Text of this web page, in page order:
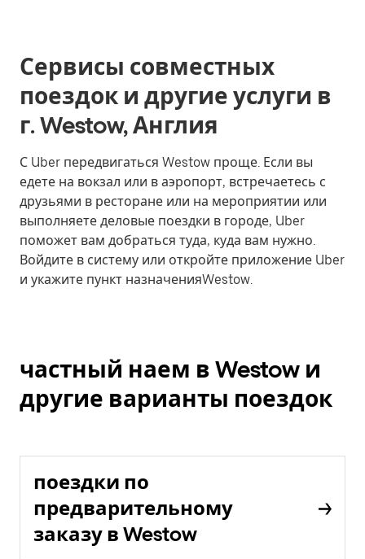
Сервисы совместных
поездок и другие услуги в
г. Westow, Англия
С Uber передвигаться Westow проще. Если вы
едете на вокзал или в аэропорт, встречаетесь с
друзьями в ресторане или на мероприятии или
выполняете деловые поездки в городе, Uber
поможет вам добраться туда, куда вам нужно.
Войдите в систему или откройте приложение Uber
и укажите пункт назначенияWestow.
частный наем в Westow и
другие варианты поездок
поездки по
предварительному
заказу в Westow